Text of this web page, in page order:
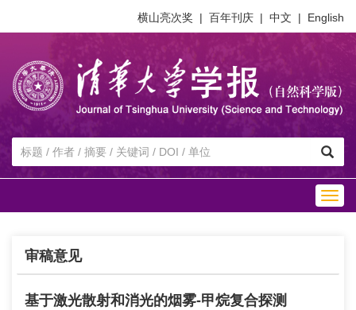
横山亮次奖 | 百年刊庆 | 中文 | English
审稿意见
基于激光散射和消光的烟雾-甲烷复合探测